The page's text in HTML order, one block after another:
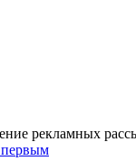
рекламных